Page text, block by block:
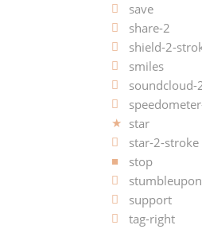
save
share-2
shield-2-
smiles
soundcloud-
star
star-2-stroke
stop
support
tag-right